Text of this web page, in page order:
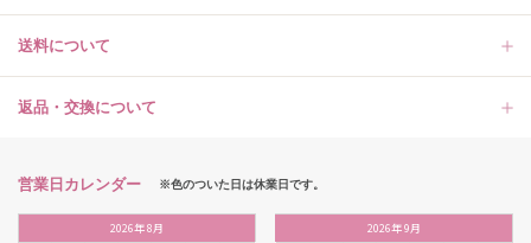
送料について
返品・交換について
営業日カレンダー ※色のついた日は休業日です。
2026年8月 2026年9月